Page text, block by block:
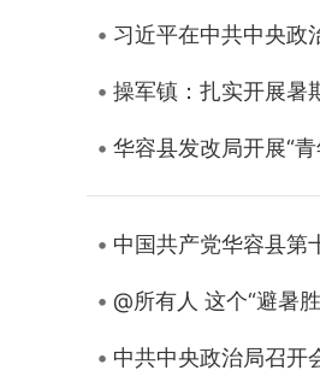
习近平在中共中央政
操军镇：扎实开展暑
华容县发改局开展“
中国共产党华容县第
@所有人 这个“避暑
中共中央政治局召开